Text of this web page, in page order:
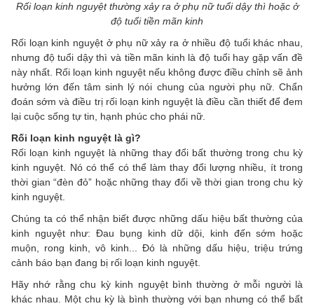
Rối loạn kinh nguyệt thường xảy ra ở phụ nữ tuổi dậy thì hoặc ở
độ tuổi tiền mãn kinh
Rối loạn kinh nguyệt ở phụ nữ xảy ra ở nhiều độ tuổi khác nhau,
nhưng độ tuổi dậy thì và tiền mãn kinh là độ tuổi hay gặp vấn đề
này nhất. Rối loạn kinh nguyệt nếu không được điều chỉnh sẽ ảnh
hưởng lớn đến tâm sinh lý nói chung của người phụ nữ. Chẩn
đoán sớm và điều trị rối loạn kinh nguyệt là điều cần thiết để đem
lại cuộc sống tự tin, hạnh phúc cho phái nữ.
Rối loạn kinh nguyệt là gì?
Rối loạn kinh nguyệt là những thay đổi bất thường trong chu kỳ
kinh nguyệt. Nó có thể có thể làm thay đổi lượng nhiều, ít trong
thời gian “đèn đỏ” hoặc những thay đổi về thời gian trong chu kỳ
kinh nguyệt.
Chúng ta có thể nhận biết được những dấu hiệu bất thường của
kinh nguyệt như: Đau bụng kinh dữ dội, kinh đến sớm hoặc
muộn, rong kinh, vô kinh... Đó là những dấu hiệu, triệu trứng
cảnh báo bạn đang bị rối loạn kinh nguyệt.
Hãy nhớ rằng chu kỳ kinh nguyệt bình thường ở mỗi người là
khác nhau. Một chu kỳ là bình thường với bạn nhưng có thể bất